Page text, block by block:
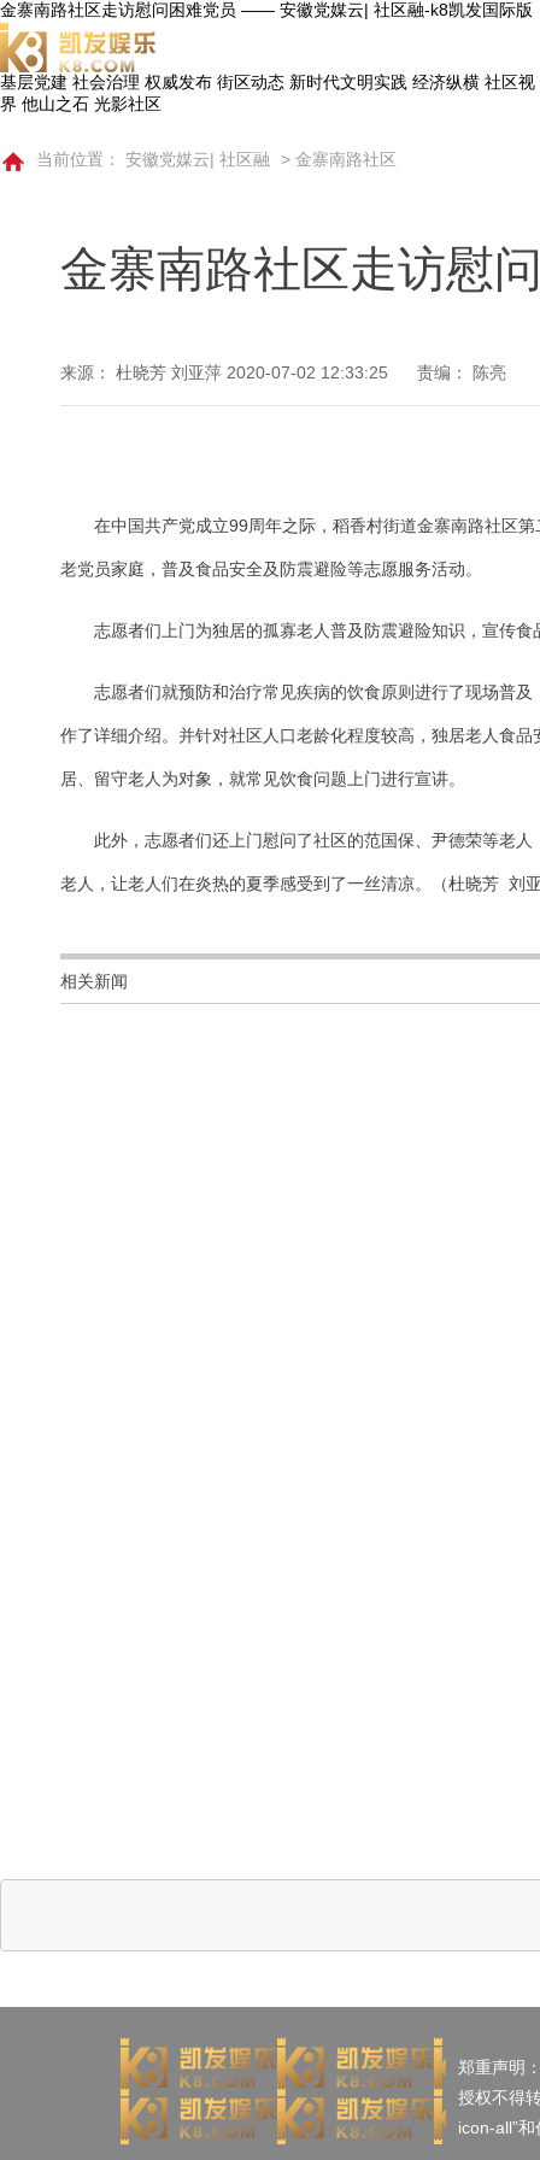
金寨南路社区走访慰问困难党员 —— 安徽党媒云| 社区融-k8凯发国际版
基层党建 社会治理 权威发布 街区动态 新时代文明实践 经济纵横 社区视
界 他山之石 光影社区
当前位置： 安徽党媒云| 社区融 > 金寨南路社区
金寨南路社区走访慰
来源： 杜晓芳 刘亚萍 2020-07-02 12:33:25 责编： 陈亮
在中国共产党成立99周年之际，稻香村街道金寨南路社区
老党员家庭，普及食品安全及防震避险等志愿服务活动。
志愿者们上门为独居的孤寡老人普及防震避险知识，宣传食
志愿者们就预防和治疗常见疾病的饮食原则进行了现场普
作了详细介绍。并针对社区人口老龄化程度较高，独居老人食
居、留守老人为对象，就常见饮食问题上门进行宣讲。
此外，志愿者们还上门慰问了社区的范国保、尹德荣等老
老人，让老人们在炎热的夏季感受到了一丝清凉。（杜晓芳 刘
相关新闻
郑重声明
授权不得
icon-all”